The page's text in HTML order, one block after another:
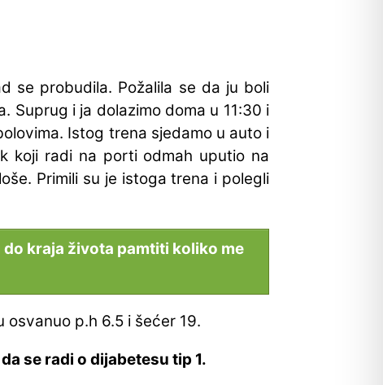
se probudila. Požalila se da ju boli
Suprug i ja dolazimo doma u 11:30 i
Istog trena sjedamo u auto i
koji radi na porti odmah uputio na
Primili su je istoga trena i polegli
kraja života pamtiti koliko me
osvanuo p.h 6.5 i šećer 19.
se radi o dijabetesu tip 1.